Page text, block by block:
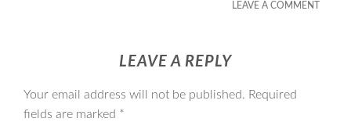
LEAVE A COMMENT
LEAVE A REPLY
Your email address will not be published. Required
fields are marked *